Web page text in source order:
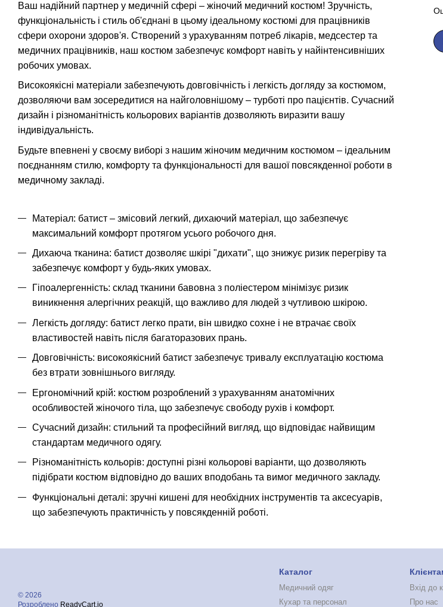
Ваш надійний партнер у медичній сфері – жіночий медичний костюм! Зручність,
функціональність і стиль об'єднані в цьому ідеальному костюмі для працівників
сфери охорони здоров'я. Створений з урахуванням потреб лікарів, медсестер та
медичних працівників, наш костюм забезпечує комфорт навіть у найінтенсивніших
робочих умовах.
Високоякісні матеріали забезпечують довговічність і легкість догляду за костюмом,
дозволяючи вам зосередитися на найголовнішому – турботі про пацієнтів. Сучасний
дизайн і різноманітність кольорових варіантів дозволяють виразити вашу
індивідуальність.
Будьте впевнені у своєму виборі з нашим жіночим медичним костюмом – ідеальним
поєднанням стилю, комфорту та функціональності для вашої повсякденної роботи в
медичному закладі.
Матеріал: батист – змісовий легкий, дихаючий матеріал, що забезпечує
максимальний комфорт протягом усього робочого дня.
Дихаюча тканина: батист дозволяє шкірі "дихати", що знижує ризик перегріву та
забезпечує комфорт у будь-яких умовах.
Гіпоалергенність: склад тканини бавовна з поліестером мінімізує ризик
виникнення алергічних реакцій, що важливо для людей з чутливою шкірою.
Легкість догляду: батист легко прати, він швидко сохне і не втрачає своїх
властивостей навіть після багаторазових прань.
Довговічність: високоякісний батист забезпечує тривалу експлуатацію костюма
без втрати зовнішнього вигляду.
Ергономічний крій: костюм розроблений з урахуванням анатомічних
особливостей жіночого тіла, що забезпечує свободу рухів і комфорт.
Сучасний дизайн: стильний та професійний вигляд, що відповідає найвищим
стандартам медичного одягу.
Різноманітність кольорів: доступні різні кольорові варіанти, що дозволяють
підібрати костюм відповідно до ваших вподобань та вимог медичного закладу.
Функціональні деталі: зручні кишені для необхідних інструментів та аксесуарів,
що забезпечують практичність у повсякденній роботі.
© 2026
Розроблено ReadyCart.io
Каталог
Медичний одяг
Кухар та персонал
Вхід до
Про нас